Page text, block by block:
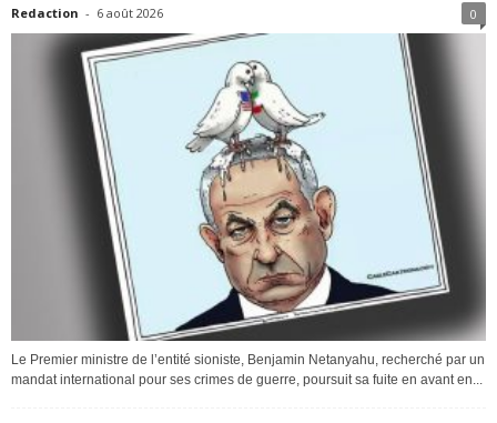
Redaction - 6 août 2026 0
Le Premier ministre de l’entité sioniste, Benjamin Netanyahu, recherché par un
mandat international pour ses crimes de guerre, poursuit sa fuite en avant en...